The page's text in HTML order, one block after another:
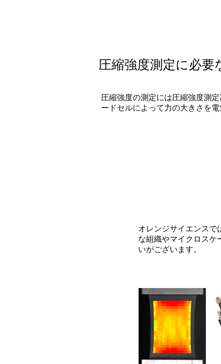
圧縮強度測定に必要
圧縮強度の測定には圧縮強度測
ードセルによって力の大きさを
オレンジサイエンスで
な組織やマイクロスケ
いがございます。